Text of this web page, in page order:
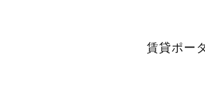
賃貸ポー